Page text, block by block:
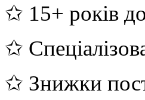
✩ 15+ років
✩
✩ Знижки